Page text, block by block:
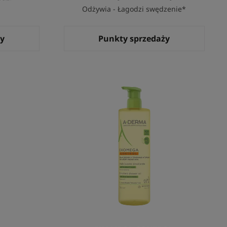
Odżywia - Łagodzi swędzenie*
Punkty sprzedaży
emolient
pod
prysznic
przeciw
drapaniu